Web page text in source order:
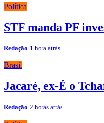
Política
STF manda PF
Redação 1 hora atrás
Brasil
Jacaré, ex-É o
Redação 2 horas atrás